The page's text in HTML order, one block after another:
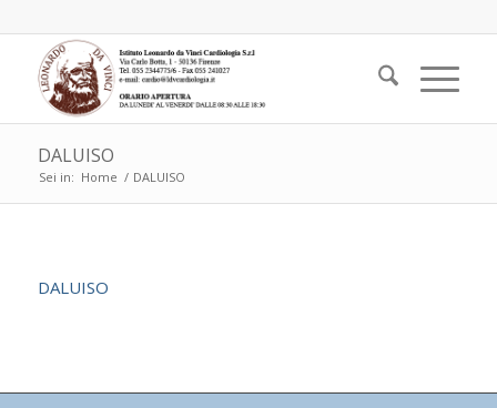
DALUISO
Sei in: Home / DALUISO
DALUISO